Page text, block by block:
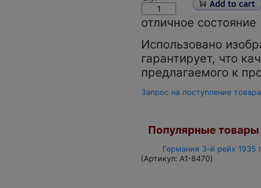
отличное
Использовано
гарантирует, что
предлагаемого к
Запрос на поступление товара
Популярные товары
Германия 3-й рейх 1935
(Артикул: A1-8470)